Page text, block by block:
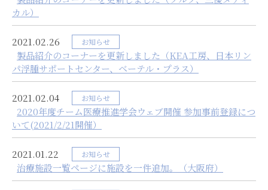
カル）
2021.02.26 お知らせ
製品紹介のコーナーを更新しました（KEA工房、日本リン
パ浮腫サポートセンター、ベーテル・プラス）
2021.02.04 お知らせ
2020年度チーム医療推進学会ウェブ開催 参加事前登録につ
いて(2021/2/21開催）
2021.01.22 お知らせ
治療施設一覧ページに施設を一件追加。（大阪府）